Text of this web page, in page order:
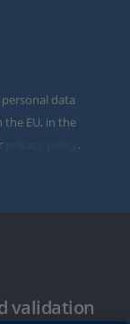
data
EU, in the
.
validation